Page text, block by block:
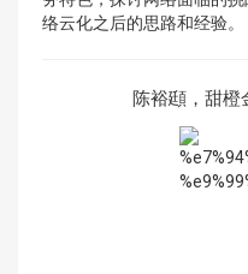
络云化之后的思路和经验。
陈裕頲，甜橙